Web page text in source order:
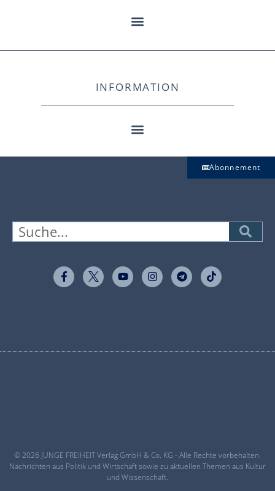
INFORMATION
Abonnement
© 2026 JUNGE FREIHEIT Verlag GmbH & Co. KG - Alle Rechte vorbehalten.
Nachrichten aus Politik und Wirtschaft sowie zu aktuellen Themen aus Kultur
und Wissenschaft.